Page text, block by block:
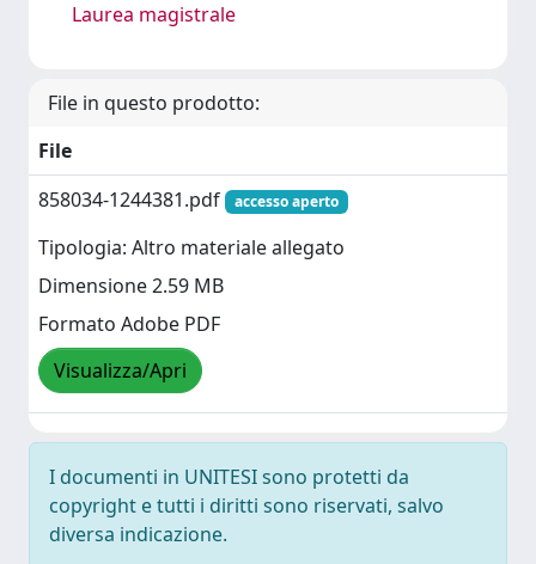
Laurea magistrale
File in questo prodotto:
File
858034-1244381.pdf
accesso aperto
Tipologia: Altro materiale allegato
Dimensione 2.59 MB
Formato Adobe PDF
Visualizza/Apri
I documenti in UNITESI sono protetti da
copyright e tutti i diritti sono riservati, salvo
diversa indicazione.